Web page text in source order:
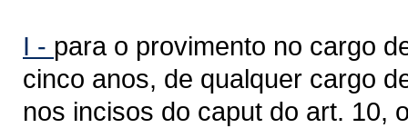
I - para o provimento no cargo
cinco anos, de qualquer cargo
nos incisos do caput do art. 10,